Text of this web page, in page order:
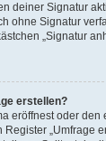
deiner Signatur
ohne Signatur
„Signatur
erstellen?
eröffnest oder den
„Umfrage